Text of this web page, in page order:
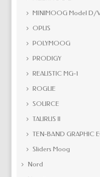
MINIMOOG Model D/
OPUS
POLYMOOG
PRODIGY
REALISTIC MG-1
ROGUE
SOURCE
TAURUS II
TEN-BAND GRAPHIC
Sliders Moog
Nord